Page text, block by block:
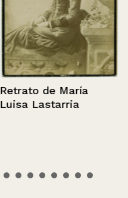
Retrato de María
Luisa Lastarria